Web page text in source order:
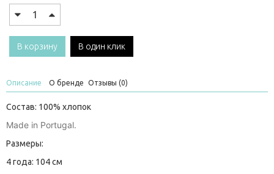
В корзину В один клик
Описание О бренде Отзывы (0)
Состав: 100% хлопок
Made in Portugal.
Размеры:
4 года: 104 см